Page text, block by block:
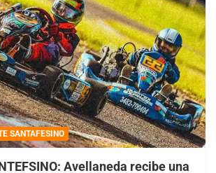
SANTAFESINO
Avellaneda recibe una